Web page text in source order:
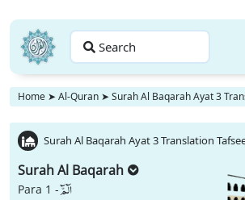
Search
Home ➤ Al-Quran ➤ Surah Al Baqarah Ayat 3
Surah Al Baqarah Ayat 3 Translation
Surah Al Baqarah
Para 1 -الٓمّٓ